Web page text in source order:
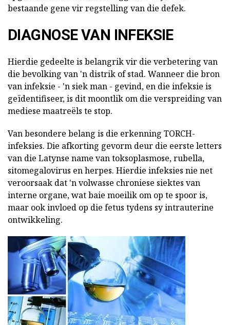
bestaande gene vir regstelling van die defek.
DIAGNOSE VAN INFEKSIE
Hierdie gedeelte is belangrik vir die verbetering van
die bevolking van 'n distrik of stad. Wanneer die bron
van infeksie - 'n siek man - gevind, en die infeksie is
geïdentifiseer, is dit moontlik om die verspreiding van
mediese maatreëls te stop.
Van besondere belang is die erkenning TORCH-
infeksies. Die afkorting gevorm deur die eerste letters
van die Latynse name van toksoplasmose, rubella,
sitomegalovirus en herpes. Hierdie infeksies nie net
veroorsaak dat 'n volwasse chroniese siektes van
interne organe, wat baie moeilik om op te spoor is,
maar ook invloed op die fetus tydens sy intrauterine
ontwikkeling.